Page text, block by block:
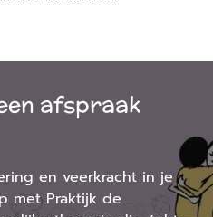
afspraak
en veerkracht in je
met Praktijk de